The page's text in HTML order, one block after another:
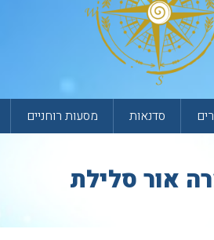
סדנאות מסעות רוחניים
אור סלילת